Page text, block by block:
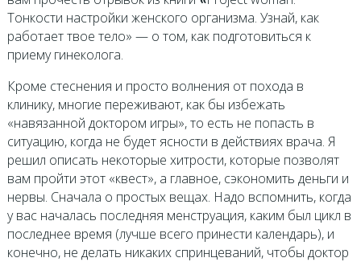
Тонкости настройки женского организма. Узнай, как
работает твое тело» — о том, как подготовиться к
приему гинеколога.
Кроме стеснения и просто волнения от похода в
клинику, многие переживают, как бы избежать
«навязанной доктором игры», то есть не попасть в
ситуацию, когда не будет ясности в действиях врача. Я
решил описать некоторые хитрости, которые позволят
вам пройти этот «квест», а главное, сэкономить деньги и
нервы. Сначала о простых вещах. Надо вспомнить, когда
у вас началась последняя менструация, каким был цикл в
последнее время (лучше всего принести календарь), и
конечно, не делать никаких спринцеваний, чтобы доктор